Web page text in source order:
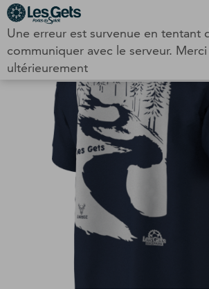
Une erreur est survenue en tentant
communiquer avec le serveur.
ultérieurement
Catégorie :VTT
Tee-shirt BikePark
Panneau de gestion des cookies